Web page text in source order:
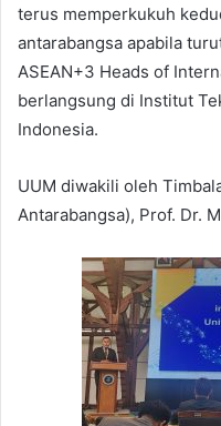
terus memperkukuh
antarabangsa apabila
ASEAN+3 Heads of
berlangsung di Institut
Indonesia.
UUM diwakili oleh
Antarabangsa), Prof. Dr.